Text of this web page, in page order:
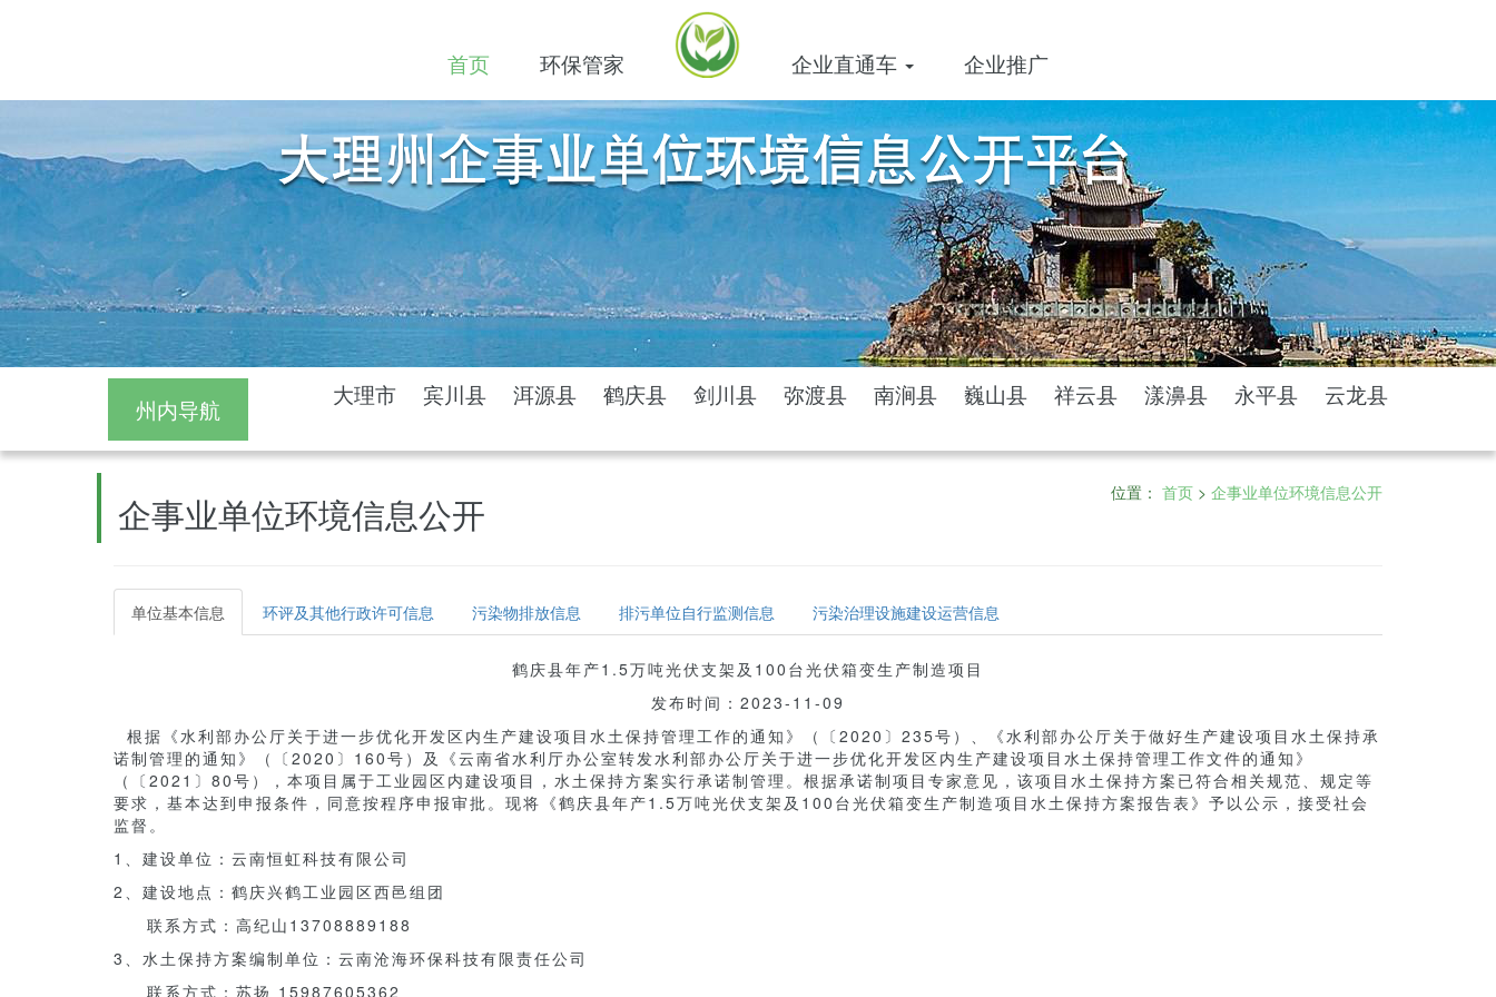
首页 环保管家 企业直通车 企业推广
州内导航
大理市 宾川县 洱源县 鹤庆县 剑川县 弥渡县 南涧县 巍山县 祥云县 漾濞县 永平县 云龙县
企事业单位环境信息公开 位置： 首页 > 企事业单位环境信息公开
单位基本信息 环评及其他行政许可信息 污染物排放信息 排污单位自行监测信息 污染治理设施建设运营信息
鹤庆县年产1.5万吨光伏支架及100台光伏箱变生产制造项目
发布时间：2023-11-09
根据《水利部办公厅关于进一步优化开发区内生产建设项目水土保持管理工作的通知》（〔2020〕235号）、《水利部办公厅关于做好生产建设项目水土保持承
诺制管理的通知》（〔2020〕160号）及《云南省水利厅办公室转发水利部办公厅关于进一步优化开发区内生产建设项目水土保持管理工作文件的通知》
（〔2021〕80号），本项目属于工业园区内建设项目，水土保持方案实行承诺制管理。根据承诺制项目专家意见，该项目水土保持方案已符合相关规范、规定等
要求，基本达到申报条件，同意按程序申报审批。现将《鹤庆县年产1.5万吨光伏支架及100台光伏箱变生产制造项目水土保持方案报告表》予以公示，接受社会
监督。
1、建设单位：云南恒虹科技有限公司
2、建设地点：鹤庆兴鹤工业园区西邑组团
联系方式：高纪山13708889188
3、水土保持方案编制单位：云南沧海环保科技有限责任公司
联系方式：苏扬 15987605362